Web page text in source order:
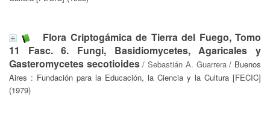
Flora Criptogámica de Tierra del Fuego, Tomo
11 Fasc. 6. Fungi, Basidiomycetes, Agaricales y
Gasteromycetes secotioides/Sebastián A. Guarrera/ Buenos
Aires : Fundación para la Educación, la Ciencia y la Cultura [FECIC]
(1979)